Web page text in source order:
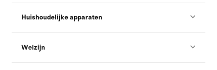
Huishoudelijke apparaten
Welzijn